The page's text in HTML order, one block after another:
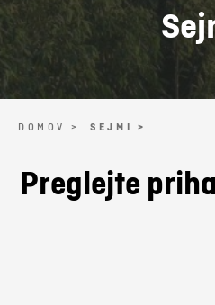
DOMOV > SEJMI >
Preglejte